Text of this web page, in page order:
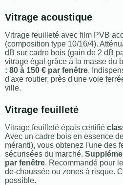
Vitrage acoustique
Vitrage feuilleté avec film PVB
(composition type 10/16/4).
dB sur cadre bois (gain de 2 dB
vitrage égal grâce à la masse du
: 80 à 150 € par fenêtre.
d'axe routier, près d'une voie
ville.
Vitrage feuilleté
Vitrage feuilleté épais certifié
Avec un cadre bois en essence
méranti), vous obtenez l'une des
sécurisées du marché.
par fenêtre. Recommandé pour
de-chaussée ou zones à risque.
possible.